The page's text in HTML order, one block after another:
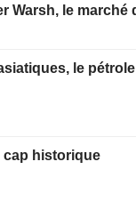
Warsh, le marché
le pétrole
cap historique